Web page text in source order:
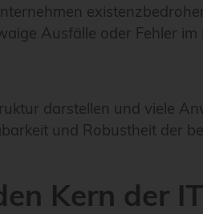
Ausfälle oder Fehler
darstellen und viele
und Robustheit der
Kern der